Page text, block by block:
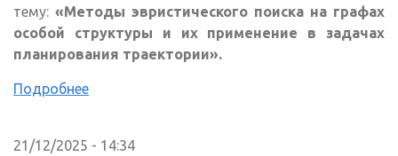
тему: «Методы эвристического поиска на графах
особой структуры и их применение в задачах
планирования траектории».
Подробнее
21/12/2025 - 14:34